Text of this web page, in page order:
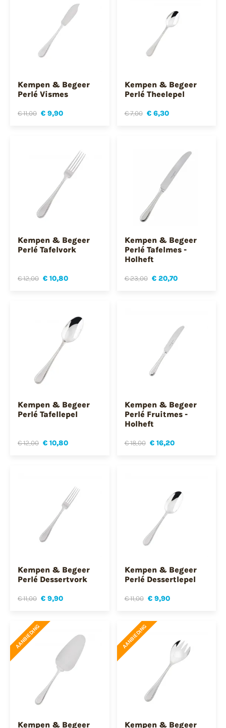
Kempen & Begeer
Perlé Vismes
€ 11,00 € 9,90
Kempen & Begeer
Perlé Theelepel
€ 7,00 € 6,30
Kempen & Begeer
Perlé Tafelvork
€ 12,00 € 10,80
Kempen & Begeer
Perlé Tafelmes -
Holheft
€ 23,00 € 20,70
Kempen & Begeer
Perlé Tafellepel
€ 12,00 € 10,80
Kempen & Begeer
Perlé Fruitmes -
Holheft
€ 18,00 € 16,20
Kempen & Begeer
Perlé Dessertvork
€ 11,00 € 9,90
Kempen & Begeer
Perlé Dessertlepel
€ 11,00 € 9,90
AANBIEDING
Kempen & Begeer
AANBIEDING
Kempen & Begeer